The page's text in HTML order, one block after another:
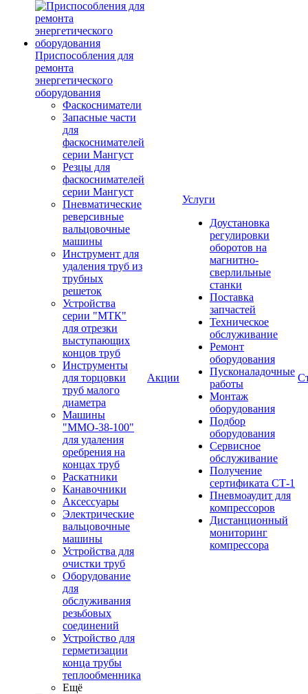
Приспособления для
ремонта
энергетического
оборудования
Фаскосниматели
Запасные части
для
фаскоснимателей
серии Мангуст
Резцы для
фаскоснимателей
серии Мангуст
Пневматические
реверсивные
вальцовочные
машины
Инструмент для
удаления труб из
трубных
решеток
Устройства
серии "МТК"
для отрезки
выступающих
концов труб
Инструменты
для торцовки
труб малого
диаметра
Машины
"ММО-38-100"
для удаления
оребрения на
концах труб
Раскатники
Канавочники
Аксессуары
Электрические
вальцовочные
машины
Устройства для
очистки труб
Оборудование
для
обслуживания
резьбовых
соединений
Устройство для
герметизации
конца трубы
теплообменника
Ещё
Акции
Услуги
Доустановка
регулировки
оборотов на
магнитно-
сверлильные
станки
Поставка
запчастей
Техническое
обслуживание
Ремонт
оборудования
Пусконаладочные
работы
Монтаж
оборудования
Подбор
оборудования
Сервисное
обслуживание
Получение
сертификата СТ-1
Пневмоаудит для
компрессоров
Дистанционный
мониторинг
компрессора